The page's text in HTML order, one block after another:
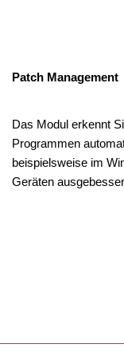
Patch Management
Das Modul erkennt
Programmen
beispielsweise im
Geräten